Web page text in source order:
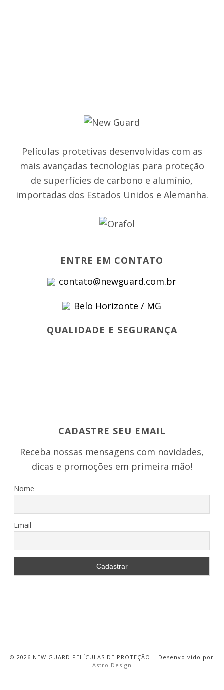
Películas protetivas desenvolvidas com as
mais avançadas tecnologias para proteção
de superfícies de carbono e alumínio,
importadas dos Estados Unidos e Alemanha.
ENTRE EM CONTATO
contato@newguard.com.br
Belo Horizonte / MG
QUALIDADE E SEGURANÇA
CADASTRE SEU EMAIL
Receba nossas mensagens com novidades,
dicas e promoções em primeira mão!
Nome
Email
© 2026 NEW GUARD PELÍCULAS DE PROTEÇÃO | Desenvolvido por
Astro Design